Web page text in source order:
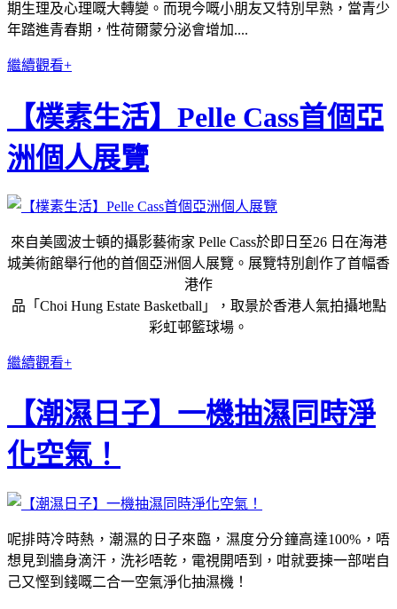
期生理及心理嘅大轉變。而現今嘅小朋友又特別早熟，當青少
年踏進青春期，性荷爾蒙分泌會增加....
繼續觀看+
【樸素生活】Pelle Cass首個亞
洲個人展覽
來自美國波士頓的攝影藝術家 Pelle Cass於即日至26 日在海港
城美術館舉行他的首個亞洲個人展覽。展覽特別創作了首幅香
港作
品「Choi Hung Estate Basketball」，取景於香港人氣拍攝地點
彩虹邨籃球場。
繼續觀看+
【潮濕日子】一機抽濕同時淨
化空氣！
呢排時冷時熱，潮濕的日子來臨，濕度分分鐘高達100%，唔
想見到牆身滴汗，洗衫唔乾，電視開唔到，咁就要揀一部啱自
己又慳到錢嘅二合一空氣淨化抽濕機！